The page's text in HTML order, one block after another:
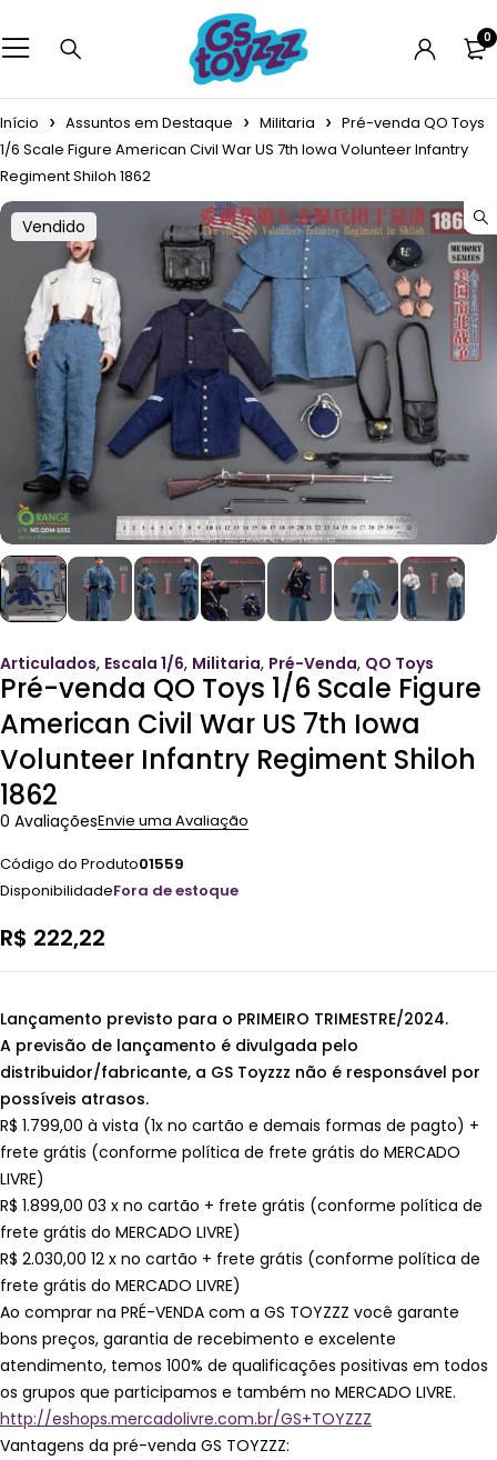
0
Início Assuntos em Destaque Militaria
Pré-venda QO Toys
1/6 Scale Figure American Civil War US 7th Iowa Volunteer Infantry
Regiment Shiloh 1862
Vendido
Articulados, Escala 1/6, Militaria, Pré-Venda, QO Toys
Pré-venda QO Toys 1/6 Scale Figure
American Civil War US 7th Iowa
Volunteer Infantry Regiment Shiloh
1862
0 AvaliaçõesEnvie uma Avaliação
Código do Produto01559
DisponibilidadeFora de estoque
R$ 222,22
Lançamento previsto para o PRIMEIRO TRIMESTRE/2024.
A previsão de lançamento é divulgada pelo
distribuidor/fabricante, a GS Toyzzz não é responsável por
possíveis atrasos.
R$ 1.799,00 à vista (1x no cartão e demais formas de pagto) +
frete grátis (conforme política de frete grátis do MERCADO
LIVRE)
R$ 1.899,00 03 x no cartão + frete grátis (conforme política de
frete grátis do MERCADO LIVRE)
R$ 2.030,00 12 x no cartão + frete grátis (conforme política de
frete grátis do MERCADO LIVRE)
Ao comprar na PRÉ-VENDA com a GS TOYZZZ você garante
bons preços, garantia de recebimento e excelente
atendimento, temos 100% de qualificações positivas em todos
os grupos que participamos e também no MERCADO LIVRE.
http://eshops.mercadolivre.com.br/GS+TOYZZZ
Vantagens da pré-venda GS TOYZZZ: